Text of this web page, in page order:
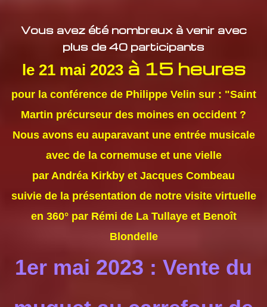
Vous avez été nombreux à venir avec
plus de 40 participants
le 21 mai 2023 à 15 heures
pour la conférence de Philippe Velin sur : "Saint
Martin précurseur des moines en occident ?
Nous avons eu auparavant une entrée musicale
avec de la cornemuse et une vielle
par Andréa Kirkby et Jacques Combeau
suivie de la présentation de notre visite virtuelle
en 360° par Rémi de La Tullaye et Benoît
Blondelle
1er mai 2023 : Vente du